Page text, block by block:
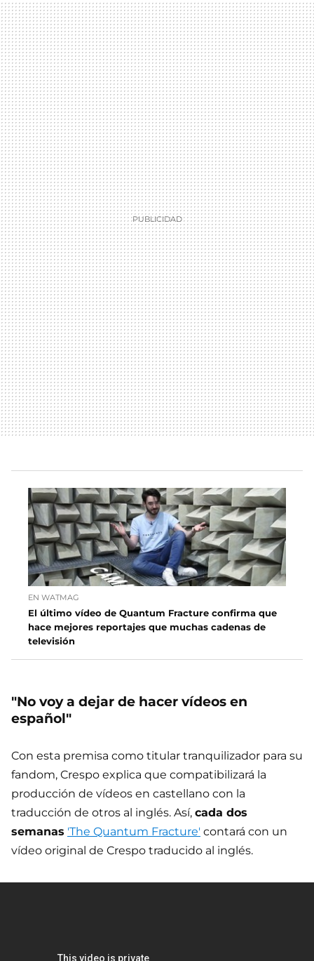
EN WATMAG
El último vídeo de Quantum Fracture confirma que
hace mejores reportajes que muchas cadenas de
televisión
"No voy a dejar de hacer vídeos en
español"
Con esta premisa como titular tranquilizador para su
fandom, Crespo explica que compatibilizará la
producción de vídeos en castellano con la
traducción de otros al inglés. Así, cada dos
semanas 'The Quantum Fracture' contará con un
vídeo original de Crespo traducido al inglés.